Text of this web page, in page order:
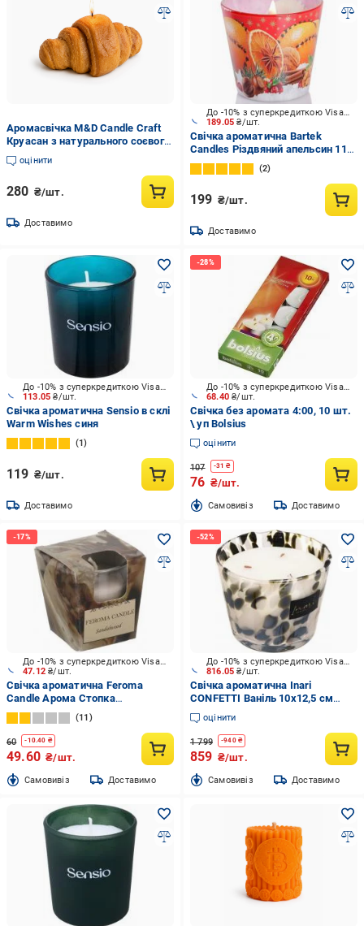
Аромасвічка M&D Candle Craft
Круасан з натурального соєвого
воску аромат випічка (00023)
оцінити
280 ₴/шт.
Доставимо
189.05₴/шт.
До -10% з суперкредиткою Visa Вигода
Свічка ароматична Bartek
Candles Різдвяний апельсин 115
г
2
199 ₴/шт.
Доставимо
113.05₴/шт.
До -10% з суперкредиткою Visa Вигода
Свічка ароматична Sensio в склі
Warm Wishes синя
1
119 ₴/шт.
Доставимо
68.40₴/шт.
До -10% з суперкредиткою Visa Вигода
Свічка без аромата 4:00, 10 шт.
\ уп Bolsius
оцінити
107 -31 ₴
76 ₴/шт.
Cамовивіз Доставимо
47.12₴/шт.
До -10% з суперкредиткою Visa Вигода
Свічка ароматична Feroma
Candle Арома Стопка
Sandalwood
11
60 -10.40 ₴
49.60 ₴/шт.
Cамовивіз Доставимо
816.05₴/шт.
До -10% з суперкредиткою Visa Вигода
Свічка ароматична Inari
CONFETTI Ваніль 10х12,5 см
чорний
оцінити
1 799 -940₴
859 ₴/шт.
Cамовивіз Доставимо